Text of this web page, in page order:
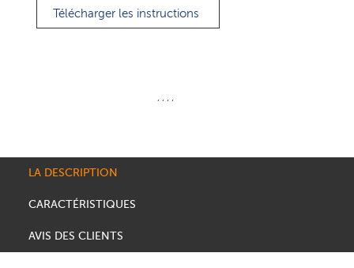
Télécharger les instructions
, , , ,
LA DESCRIPTION
CARACTÉRISTIQUES
AVIS DES CLIENTS